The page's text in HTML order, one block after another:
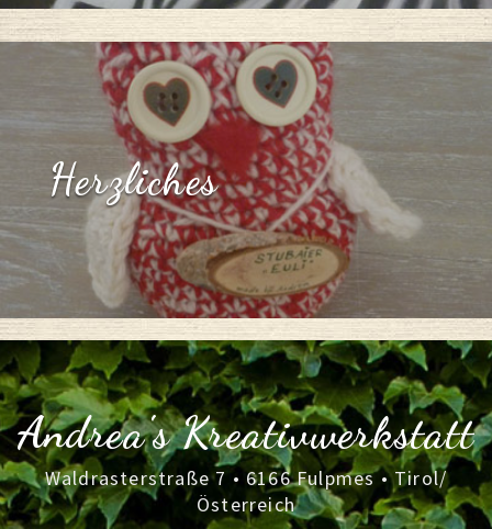
Herzliches
Andrea's Kreativwerkstatt
Waldrasterstraße 7 • 6166 Fulpmes • Tirol/
Österreich